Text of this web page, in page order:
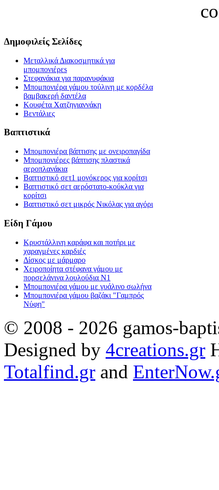
Δημοφιλείς Σελίδες
Μεταλλικά Διακοσμητικά για
μπομπονιέρεs
Στεφανάκια για παρανυφάκια
Μπομπονιέρα γάμου τούλινη με κορδέλα
βαμβακερή δαντέλα
Κουφέτα Χατζηγιαννάκη
Βεντάλιες
Βαπτιστικά
Μπομπονιέρα βάπτισης με ονειροπαγίδα
Μπομπονιέρες βάπτισης πλαστικά
αεροπλανάκια
Βαπτιστικό σετ1 μονόκερος για κορίτσι
Βαπτιστικό σετ αερόστατο-κούκλα για
κορίτσι
Βαπτιστικό σετ μικρός Νικόλας για αγόρι
Είδη Γάμου
Κρυστάλλινη καράφα και ποτήρι με
χαραγμένες καρδιές
Δίσκος με μάρμαρο
Χειροποίητα στέφανα γάμου με
πορσελάνινα λουλούδια Ν1
Μπομπονιέρα γάμου με γυάλινο σωλήνα
Μπομπονιέρα γάμου βαζάκι "Γαμπρός
Νύφη"
© 2008 - 2026 gamos-
Designed by 4creations.gr
Totalfind.gr and